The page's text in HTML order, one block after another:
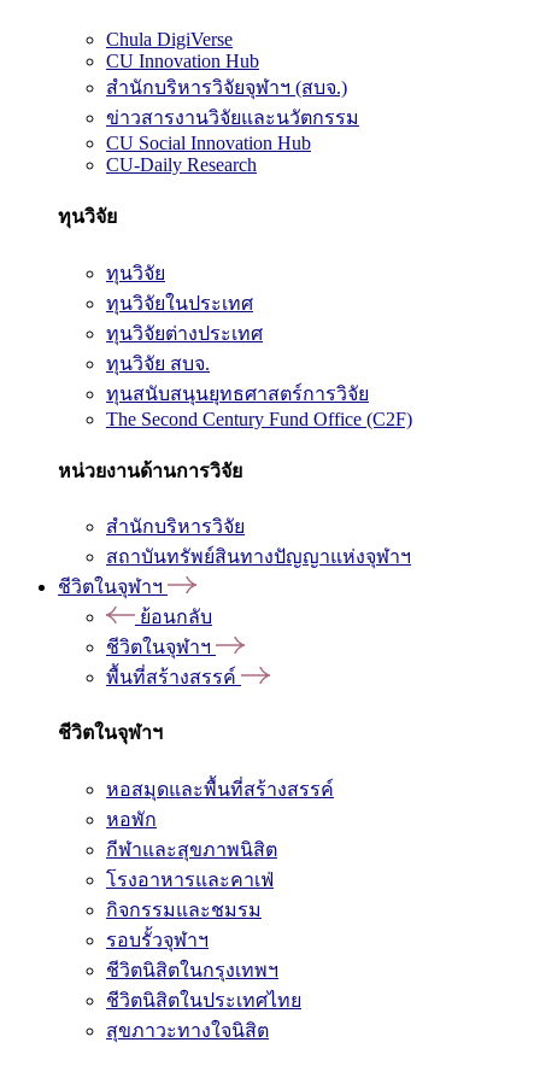
Chula DigiVerse
CU Innovation Hub
สำนักบริหารวิจัยจุฬาฯ (สบจ.)
ข่าวสารงานวิจัยและนวัตกรรม
CU Social Innovation Hub
CU-Daily Research
ทุนวิจัย
ทุนวิจัย
ทุนวิจัยในประเทศ
ทุนวิจัยต่างประเทศ
ทุนวิจัย สบจ.
ทุนสนับสนุนยุทธศาสตร์การวิจัย
The Second Century Fund Office (C2F)
หน่วยงานด้านการวิจัย
สำนักบริหารวิจัย
สถาบันทรัพย์สินทางปัญญาแห่งจุฬาฯ
ชีวิตในจุฬาฯ
ย้อนกลับ
ชีวิตในจุฬาฯ
พื้นที่สร้างสรรค์
ชีวิตในจุฬาฯ
หอสมุดและพื้นที่สร้างสรรค์
หอพัก
กีฬาและสุขภาพนิสิต
โรงอาหารและคาเฟ่
กิจกรรมและชมรม
รอบรั้วจุฬาฯ
ชีวิตนิสิตในกรุงเทพฯ
ชีวิตนิสิตในประเทศไทย
สุขภาวะทางใจนิสิต